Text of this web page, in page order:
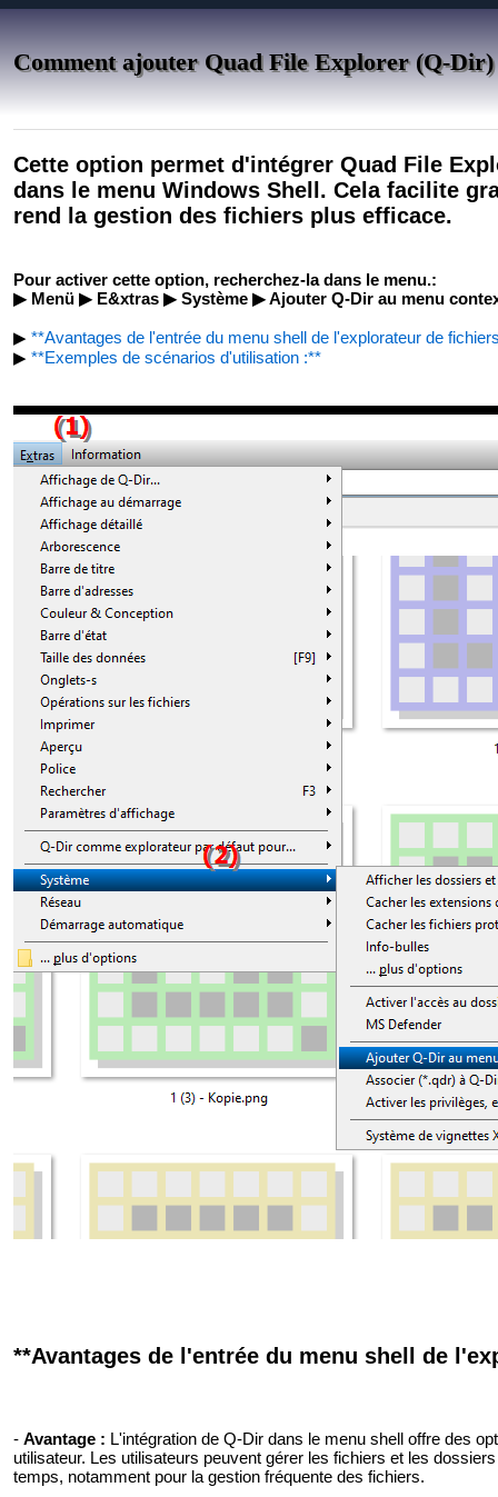
Comment ajouter Quad File Explorer (Q-Dir)
Cette option permet d'intégrer Quad File
dans le menu Windows Shell. Cela facilite
rend la gestion des fichiers plus efficace.
Pour activer cette option, recherchez-la dans le menu.:
▶ Menü ▶ E&xtras ▶ Système ▶ Ajouter Q-Dir au menu
▶ **Avantages de l'entrée du menu shell de l'explorateur de
▶ **Exemples de scénarios d'utilisation :**
**Avantages de l'entrée du menu shell de
- Avantage : L'intégration de Q-Dir dans le menu shell offre des
utilisateur. Les utilisateurs peuvent gérer les fichiers et les
temps, notamment pour la gestion fréquente des fichiers.